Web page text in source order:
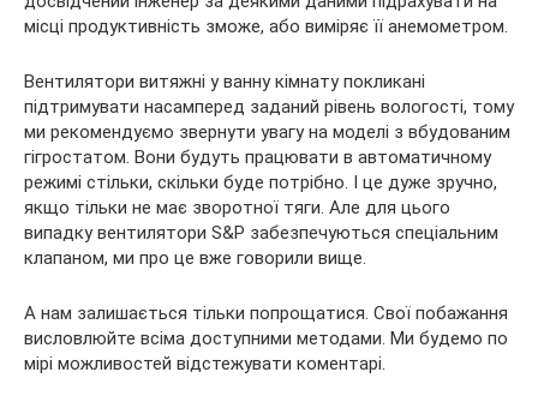
місці продуктивність зможе, або виміряє її анемометром.
Вентилятори витяжні у ванну кімнату покликані
підтримувати насамперед заданий рівень вологості, тому
ми рекомендуємо звернути увагу на моделі з вбудованим
гігростатом. Вони будуть працювати в автоматичному
режимі стільки, скільки буде потрібно. І це дуже зручно,
якщо тільки не має зворотної тяги. Але для цього
випадку вентилятори S&P забезпечуються спеціальним
клапаном, ми про це вже говорили вище.
А нам залишається тільки попрощатися. Свої побажання
висловлюйте всіма доступними методами. Ми будемо по
мірі можливостей відстежувати коментарі.